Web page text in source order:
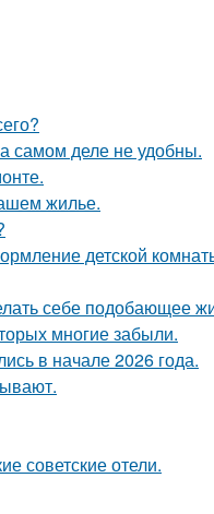
самом деле не удобны.
жилье.
детской
себе подобающее
многие забыли.
в начале 2026 года.
советские отели.